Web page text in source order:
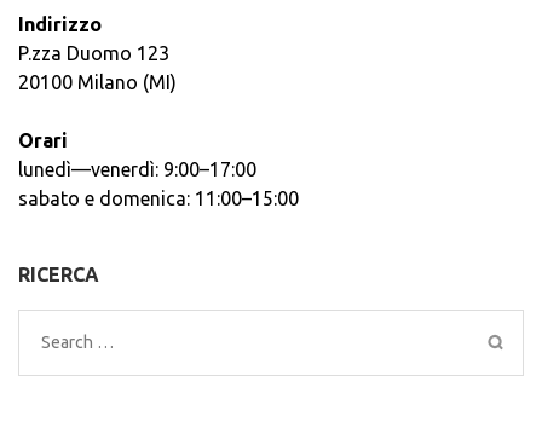
Indirizzo
P.zza Duomo 123
20100 Milano (MI)
Orari
lunedì—venerdì: 9:00–17:00
sabato e domenica: 11:00–15:00
RICERCA
Search
for: